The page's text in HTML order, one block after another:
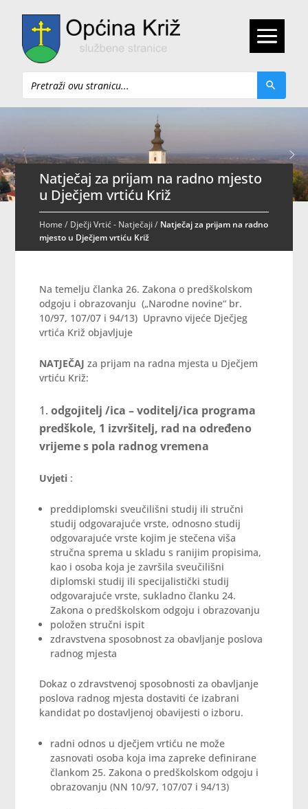
Pretraži
Natječaj za prijam na radno mjesto
u Dječjem vrtiću Križ
Home/ Dječji Vrtić - Natječaji/ Natječaj za prijam na radno
mjesto u Dječjem vrtiću Križ
Na temelju članka 26. Zakona o predškolskom
odgoju i obrazovanju („Narodne novine“ br.
10/97, 107/07 i 94/13) Upravno vijeće Dječjeg
vrtića Križ objavljuje
NATJEČAJ za prijam na radna mjesta u Dječjem
vrtiću Križ:
odgojitelj /ica – voditelj/ica programa
predškole, 1 izvršitelj, rad na određeno
vrijeme s pola radnog vremena
Uvjeti :
preddiplomski sveučilišni studij ili stručni
studij odgovarajuće vrste, odnosno studij
odgovarajuće vrste kojim je stečena viša
stručna sprema u skladu s ranijim propisima,
kao i osoba koja je završila sveučilišni
diplomski studij ili specijalistički studij
odgovarajuće vrste, sukladno članku 24.
Zakona o predškolskom odgoju i obrazovanju
položen stručni ispit
zdravstvena sposobnost za obavljanje poslova
radnog mjesta
Dokaz o zdravstvenoj sposobnosti za obavljanje
poslova radnog mjesta dostaviti će izabrani
kandidat po dostavljenoj obavijesti o izboru.
radni odnos u dječjem vrtiću ne može
zasnovati osoba koja ima zapreke definirane
člankom 25. Zakona o predškolskom odgoju i
obrazovanju (NN 10/97, 107/07 i 94/13)